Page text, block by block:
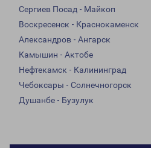
Сергиев Посад - Майкоп
Воскресенск - Краснокаменск
Александров - Ангарск
Камышин - Актобе
Нефтекамск - Калининград
Чебоксары - Солнечногорск
Душанбе - Бузулук